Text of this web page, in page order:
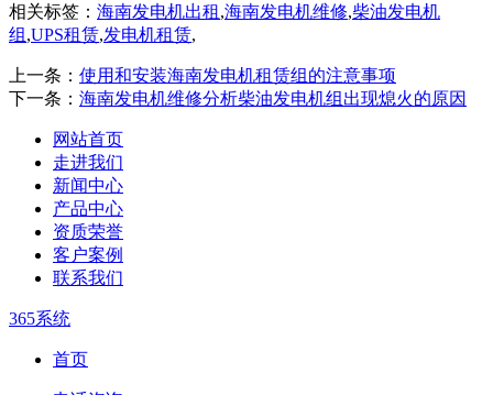
相关标签： 海南发电机出租 ,海南发电机维修,柴油发电机
组 ,UPS租赁,发电机租赁,
上一条： 使用和安装海南发电机租赁组的注意事项
下一条： 海南发电机维修分析柴油发电机组出现熄火的原因
网站首页
走进我们
新闻中心
产品中心
资质荣誉
客户案例
联系我们
365系统
首页